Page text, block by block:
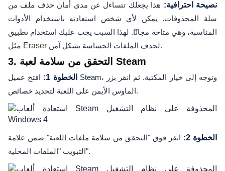
نصيحة احترافية: هذا يجعلك تتساءل عن مدى أمان حذف ملف من
سلة المحذوفات. يمكن لأي شخص استعادته باستخدام الأدوات
المناسبة، وهي متاحة مجانًا. لهذا السبب يجب عليك استخدام تطبيق
مثل Eraser
لحذف الملفات الحساسة بشكل آمن.
3. التحقق من سلامة لعبة Steam
الخطوة 1:
افتح عميل Steam، وتوجه إلى خيار المكتبة. ثم انقر بزر
الماوس الأيمن على اللعبة لتحديد خصائص.
الخطوة 2:
انقر فوق "التحقق من سلامة ملفات اللعبة" ضمن علامة
التبويب "الملفات المحلية".